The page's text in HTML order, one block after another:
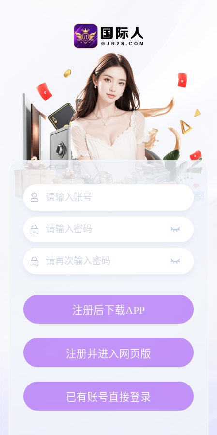
注册后下载APP
注册并进入网页版
已有账号直接登录